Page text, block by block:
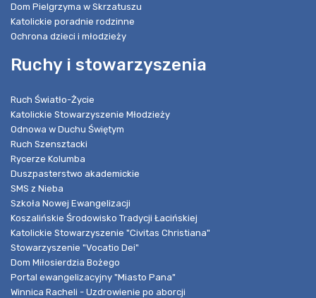
Dom Pielgrzyma w Skrzatuszu
Katolickie poradnie rodzinne
Ochrona dzieci i młodzieży
Ruchy i stowarzyszenia
Ruch Światło-Życie
Katolickie Stowarzyszenie Młodzieży
Odnowa w Duchu Świętym
Ruch Szensztacki
Rycerze Kolumba
Duszpasterstwo akademickie
SMS z Nieba
Szkoła Nowej Ewangelizacji
Koszalińskie Środowisko Tradycji Łacińskiej
Katolickie Stowarzyszenie "Civitas Christiana"
Stowarzyszenie "Vocatio Dei"
Dom Miłosierdzia Bożego
Portal ewangelizacyjny "Miasto Pana"
Winnica Racheli - Uzdrowienie po aborcji